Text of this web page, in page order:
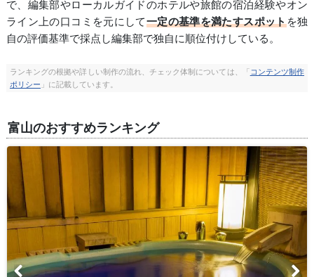
で、編集部やローカルガイドのホテルや旅館の宿泊経験やオン
ライン上の口コミを元にして一定の基準を満たすスポットを独
自の評価基準で採点し編集部で独自に順位付けしている。
ランキングの根拠や詳しい制作の流れ、チェック体制については、「 コンテンツ制作
ポリシー 」に記載しています。
富山のおすすめランキング